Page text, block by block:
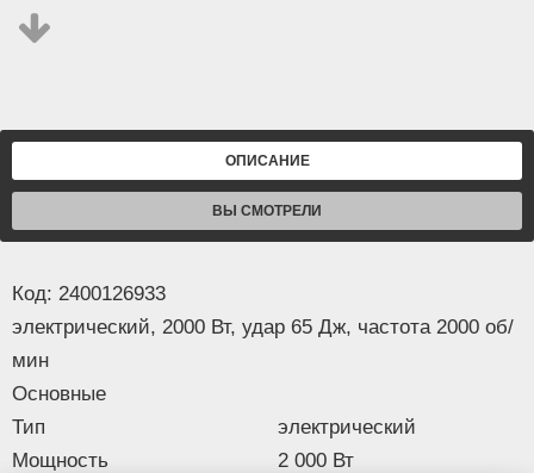
Антивибрационная система
Комплектация
Зубило (пика)
Да 2
Да
Комплектация
кейспиказубилоключи
Изображение товара и комплектация могут отличаться.
ОПИСАНИЕ
ВЫ СМОТРЕЛИ
Код: 2400126933
электрический, 2000 Вт, удар 65 Дж, частота 2000 об/
мин
Основные
Тип
электрический
Мощность
2 000 Вт